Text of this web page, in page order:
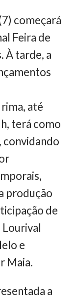
começará
Feira de
À tarde, a
até
terá como
convidando
produção
de
e
Maia.
a